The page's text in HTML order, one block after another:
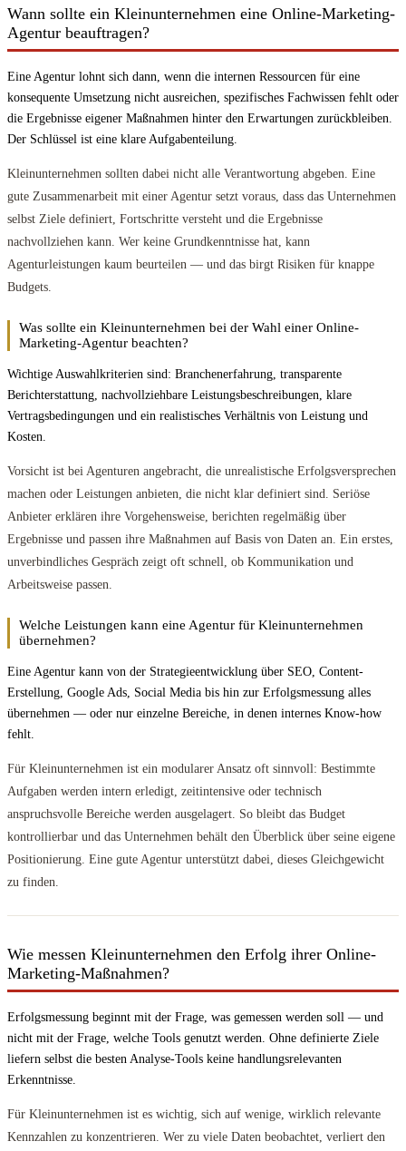
Wann sollte ein Kleinunternehmen eine Online-Marketing-
Agentur beauftragen?
Eine Agentur lohnt sich dann, wenn die internen Ressourcen für eine
konsequente Umsetzung nicht ausreichen, spezifisches Fachwissen fehlt oder
die Ergebnisse eigener Maßnahmen hinter den Erwartungen zurückbleiben.
Der Schlüssel ist eine klare Aufgabenteilung.
Kleinunternehmen sollten dabei nicht alle Verantwortung abgeben. Eine
gute Zusammenarbeit mit einer Agentur setzt voraus, dass das Unternehmen
selbst Ziele definiert, Fortschritte versteht und die Ergebnisse
nachvollziehen kann. Wer keine Grundkenntnisse hat, kann
Agenturleistungen kaum beurteilen — und das birgt Risiken für knappe
Budgets.
Was sollte ein Kleinunternehmen bei der Wahl einer Online-
Marketing-Agentur beachten?
Wichtige Auswahlkriterien sind: Branchenerfahrung, transparente
Berichterstattung, nachvollziehbare Leistungsbeschreibungen, klare
Vertragsbedingungen und ein realistisches Verhältnis von Leistung und
Kosten.
Vorsicht ist bei Agenturen angebracht, die unrealistische Erfolgsversprechen
machen oder Leistungen anbieten, die nicht klar definiert sind. Seriöse
Anbieter erklären ihre Vorgehensweise, berichten regelmäßig über
Ergebnisse und passen ihre Maßnahmen auf Basis von Daten an. Ein erstes,
unverbindliches Gespräch zeigt oft schnell, ob Kommunikation und
Arbeitsweise passen.
Welche Leistungen kann eine Agentur für Kleinunternehmen
übernehmen?
Eine Agentur kann von der Strategieentwicklung über SEO, Content-
Erstellung, Google Ads, Social Media bis hin zur Erfolgsmessung alles
übernehmen — oder nur einzelne Bereiche, in denen internes Know-how
fehlt.
Für Kleinunternehmen ist ein modularer Ansatz oft sinnvoll: Bestimmte
Aufgaben werden intern erledigt, zeitintensive oder technisch
anspruchsvolle Bereiche werden ausgelagert. So bleibt das Budget
kontrollierbar und das Unternehmen behält den Überblick über seine eigene
Positionierung. Eine gute Agentur unterstützt dabei, dieses Gleichgewicht
zu finden.
Wie messen Kleinunternehmen den Erfolg ihrer Online-
Marketing-Maßnahmen?
Erfolgsmessung beginnt mit der Frage, was gemessen werden soll — und
nicht mit der Frage, welche Tools genutzt werden. Ohne definierte Ziele
liefern selbst die besten Analyse-Tools keine handlungsrelevanten
Erkenntnisse.
Für Kleinunternehmen ist es wichtig, sich auf wenige, wirklich relevante
Kennzahlen zu konzentrieren. Wer zu viele Daten beobachtet, verliert den